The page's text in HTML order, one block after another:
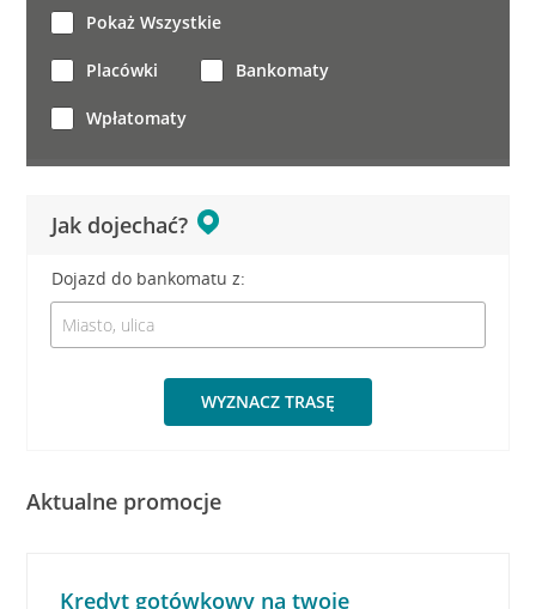
Jak dojechać?
Dojazd do bankomatu z:
WYZNACZ TRASĘ
Pokaż Wszystkie
Placówki Bankomaty
Wpłatomaty
Aktualne promocje
Kredyt gotówkowy na twoje